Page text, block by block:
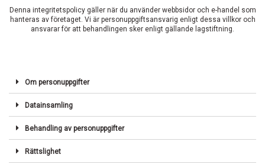
Denna integritetspolicy gäller när du använder webbsidor och e-handel som
hanteras av företaget. Vi är personuppgiftsansvarig enligt dessa villkor och
ansvarar för att behandlingen sker enligt gällande lagstiftning.
Om personuppgifter
Datainsamling
Behandling av personuppgifter
Rättslighet